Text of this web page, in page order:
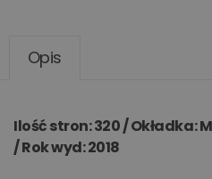
Opis
Ilość stron: 320 / Okładka:
/ Rok wyd: 2018